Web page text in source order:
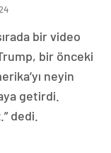
bir video
bir önceki
neyin
getirdi.
dedi.